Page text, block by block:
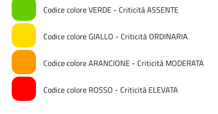
Codice colore VERDE - Criticità ASSENTE
Codice colore GIALLO - Criticità ORDINARIA
Codice colore ARANCIONE - Criticità MODERATA
Codice colore ROSSO - Criticità ELEVATA